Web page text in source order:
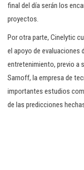
final del día serán los
proyectos.
Por otra parte, Cinelytic
el apoyo de evaluaciones
entretenimiento, previo a
Sarnoff, la empresa de
importantes estudios
de las predicciones